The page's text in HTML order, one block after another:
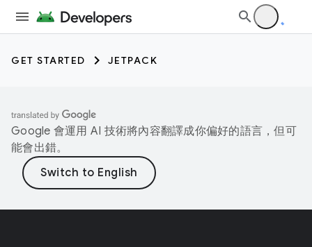
GET STARTED JETPACK
Google 會運用 AI 技術將內容翻譯成你偏好的語言，但可
能會出錯。